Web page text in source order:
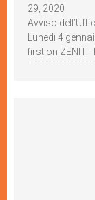
29, 2020
Avviso
Lunedì 4
first on ZENIT -